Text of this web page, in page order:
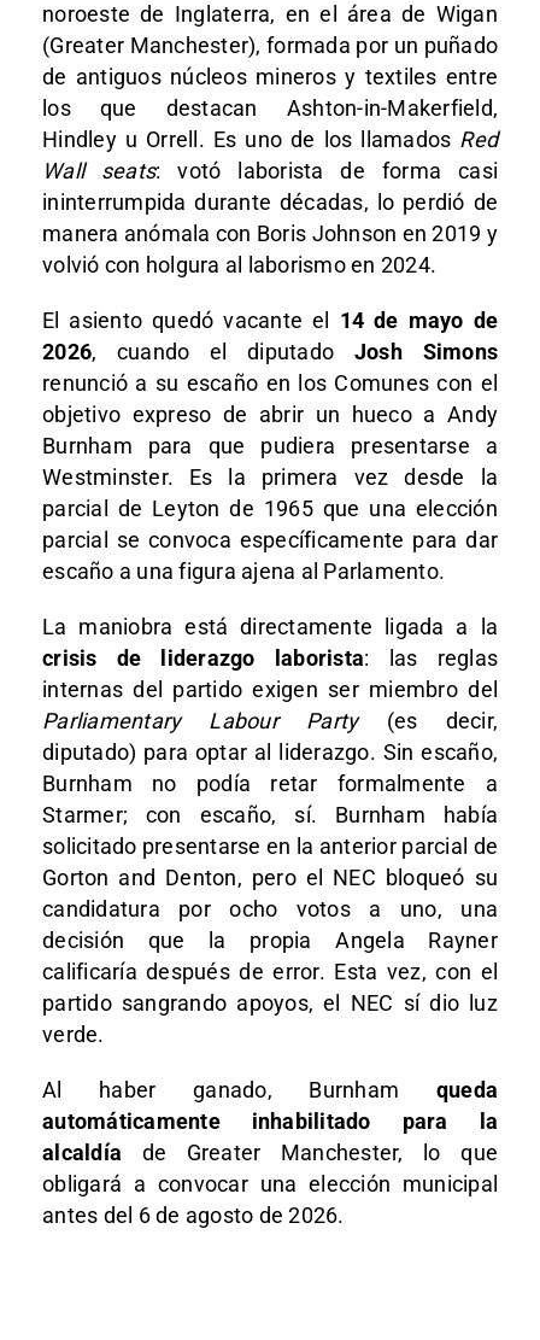
noroeste de Inglaterra, en el área de Wigan
(Greater Manchester), formada por un puñado
de antiguos núcleos mineros y textiles entre
los que destacan Ashton-in-Makerfield,
Hindley u Orrell. Es uno de los llamados Red
Wall seats: votó laborista de forma casi
ininterrumpida durante décadas, lo perdió de
manera anómala con Boris Johnson en 2019 y
volvió con holgura al laborismo en 2024.
El asiento quedó vacante el 14 de mayo de
2026, cuando el diputado Josh Simons
renunció a su escaño en los Comunes con el
objetivo expreso de abrir un hueco a Andy
Burnham para que pudiera presentarse a
Westminster. Es la primera vez desde la
parcial de Leyton de 1965 que una elección
parcial se convoca específicamente para dar
escaño a una figura ajena al Parlamento.
La maniobra está directamente ligada a la
crisis de liderazgo laborista: las reglas
internas del partido exigen ser miembro del
Parliamentary Labour Party(es decir,
diputado) para optar al liderazgo. Sin escaño,
Burnham no podía retar formalmente a
Starmer; con escaño, sí. Burnham había
solicitado presentarse en la anterior parcial de
Gorton and Denton, pero el NEC bloqueó su
candidatura por ocho votos a uno, una
decisión que la propia Angela Rayner
calificaría después de error. Esta vez, con el
partido sangrando apoyos, el NEC sí dio luz
verde.
Al haber ganado, Burnham queda
automáticamente inhabilitado para la
alcaldía de Greater Manchester, lo que
obligará a convocar una elección municipal
antes del 6 de agosto de 2026.